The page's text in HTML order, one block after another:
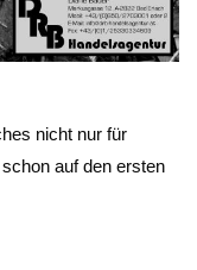
nicht nur für
auf den ersten